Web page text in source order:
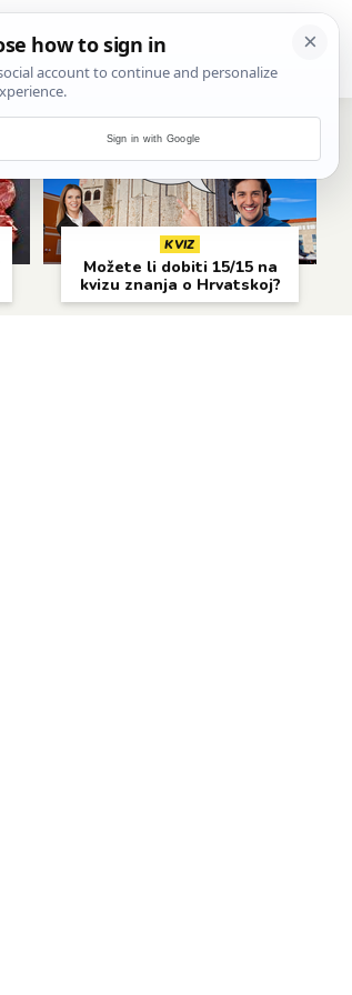
woot?!
KVIZ
Možete li dobiti 15/15 na
kvizu znanja o Hrvatskoj?
Sign in with Google